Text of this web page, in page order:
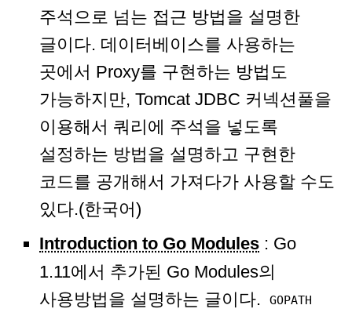
주석으로 넘는 접근 방법을 설명한
글이다. 데이터베이스를 사용하는
곳에서 Proxy를 구현하는 방법도
가능하지만, Tomcat JDBC 커넥션풀을
이용해서 쿼리에 주석을 넣도록
설정하는 방법을 설명하고 구현한
코드를 공개해서 가져다가 사용할 수도
있다.(한국어)
Introduction to Go Modules : Go
1.11에서 추가된 Go Modules의
사용방법을 설명하는 글이다.
GOPATH